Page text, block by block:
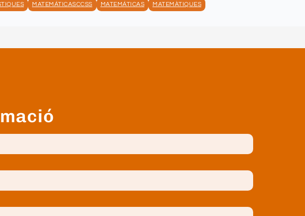
MATEMÁTICASCCSS MATEMÁTICAS MATEMÀTIQUES